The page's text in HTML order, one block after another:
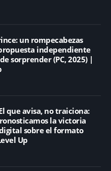
un rompecabezas
independiente
sorprender (PC, 2025) |
que avisa, no traiciona:
la victoria
sobre el formato
Up